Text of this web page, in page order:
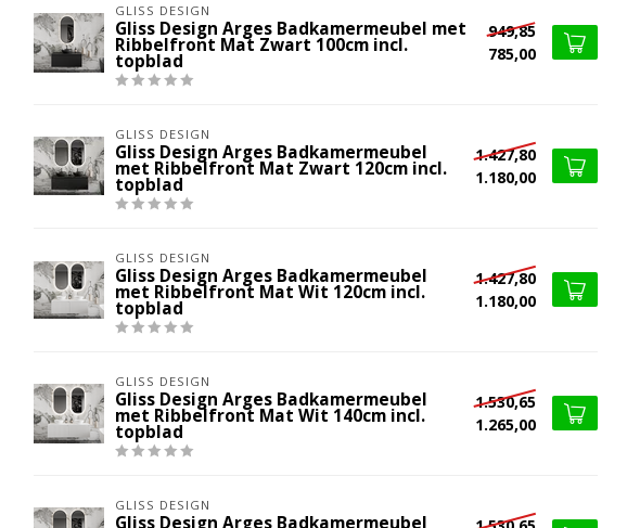
GLISS DESIGN
Gliss Design Arges Badkamermeubel met
Ribbelfront Mat Zwart 100cm incl.
topblad
949,85
785,00
GLISS DESIGN
Gliss Design Arges Badkamermeubel
met Ribbelfront Mat Zwart 120cm incl.
topblad
1.427,80
1.180,00
GLISS DESIGN
Gliss Design Arges Badkamermeubel
met Ribbelfront Mat Wit 120cm incl.
topblad
1.427,80
1.180,00
GLISS DESIGN
Gliss Design Arges Badkamermeubel
met Ribbelfront Mat Wit 140cm incl.
topblad
1.530,65
1.265,00
GLISS DESIGN
Gliss Design Arges Badkamermeubel